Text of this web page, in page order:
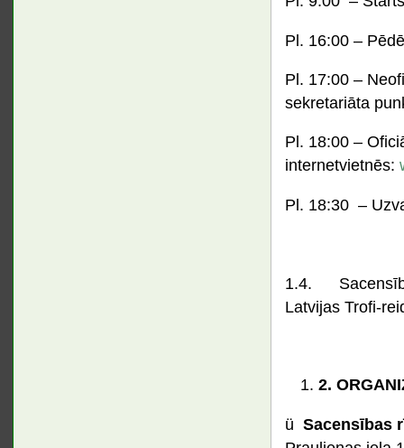
Pl. 16:00 –
Pl. 17:00 –
sekretariāta
Pl. 18:00 –
internetvietnēs:
Pl. 18:30 –
1.4.
Latvijas Trofi-
2.
ü Sacensības